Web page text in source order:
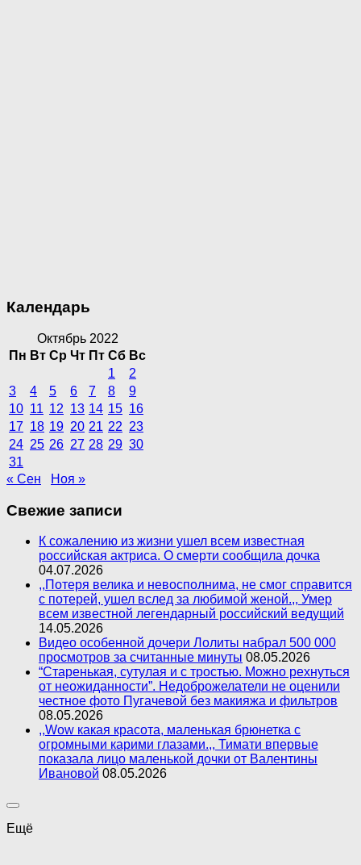
Календарь
Октябрь 2022
Пн Вт Ср Чт Пт Сб Вс
1
2
3
4 5 6 7 8
9
10 11 12 13 14 15 16
17 18 19 20 21 22 23
24 25 26 27 28 29 30
31
« Сен
Ноя »
Свежие записи
К сожалению из жизни ушел всем известная
российская актриса. О смерти сообщила дочка
04.07.2026
,,Потеря велика и невосполнима, не смог справится
с потерей, ушел вслед за любимой женой.,, Умер
всем известной легендарный российский ведущий
14.05.2026
Видео особенной дочери Лолиты набрал 500 000
просмотров за считанные минуты 08.05.2026
“Старенькая, сутулая и с тростью. Можно рехнуться
от неожиданности”. Недоброжелатели не оценили
честное фото Пугачевой без макияжа и фильтров
08.05.2026
,,Wow какая красота, маленькая брюнетка с
огромными карими глазами.,, Тимати впервые
показала лицо маленькой дочки от Валентины
Ивановой 08.05.2026
Ещё